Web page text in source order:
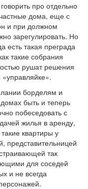
про отдельно
дома, еще с
и при должном
зарегулировать. Но
есть такая преграда
такие собрания
рушат решения
борделям и
быть и теперь
побеседовать с
жилья в аренду,
квартиры у
представительницей
так
для соседей
и не всегда